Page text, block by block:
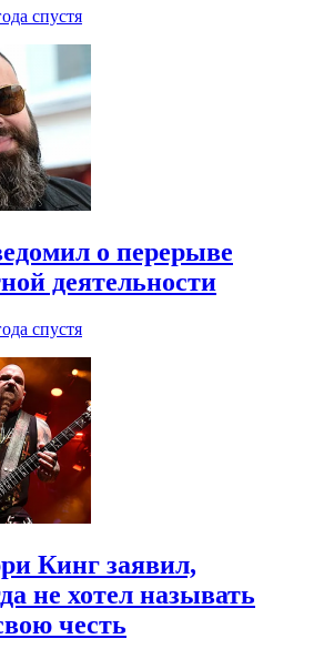
спустя
о перерыве
деятельности
спустя
Кинг заявил,
не хотел называть
честь